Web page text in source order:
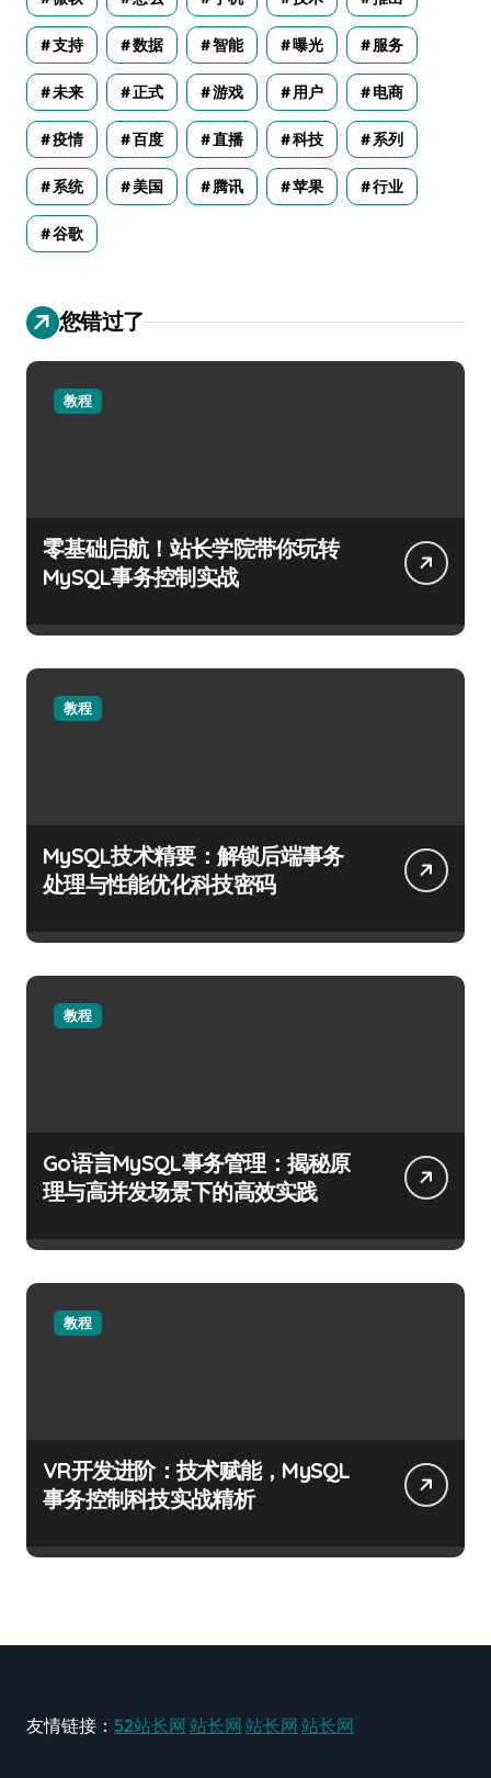
支持 数据 智能 曝光 服务
未来 正式 游戏 用户 电商
疫情 百度 直播 科技 系列
系统 美国 腾讯 苹果 行业
谷歌
您错过了
教程
零基础启航！站长学院带你玩转
MySQL事务控制实战
教程
MySQL技术精要：解锁后端事务
处理与性能优化科技密码
教程
Go语言MySQL事务管理：揭秘原
理与高并发场景下的高效实践
教程
VR开发进阶：技术赋能，MySQL
事务控制科技实战精析
友情链接： 52站长网 站长网 站长网 站长网